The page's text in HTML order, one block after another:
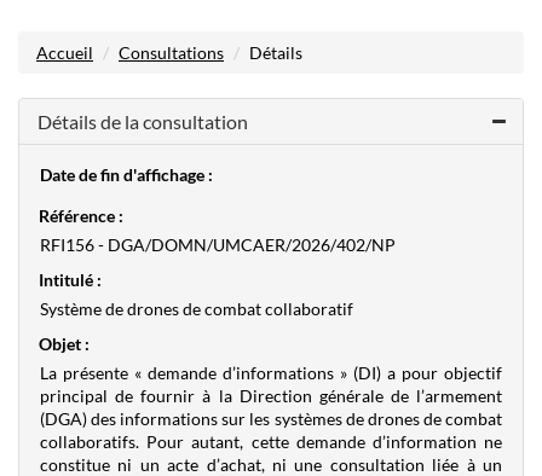
Accueil Consultations Détails
Détails de la consultation
Date de fin d'affichage :
Référence :
RFI156 - DGA/DOMN/UMCAER/2026/402/NP
Intitulé :
Système de drones de combat collaboratif
Objet :
La présente « demande d’informations » (DI) a pour objectif
principal de fournir à la Direction générale de l’armement
(DGA) des informations sur les systèmes de drones de combat
collaboratifs. Pour autant, cette demande d’information ne
constitue ni un acte d’achat, ni une consultation liée à un